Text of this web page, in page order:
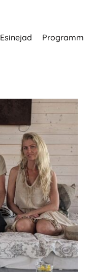
Esinejad Programm